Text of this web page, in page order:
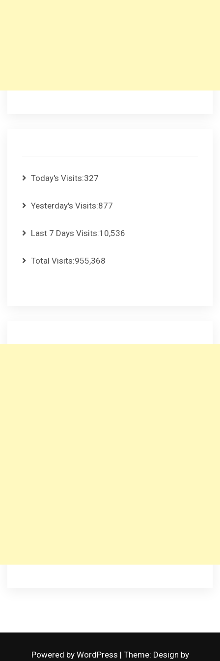
Today's Visits:327
Yesterday's Visits:877
Last 7 Days Visits:10,536
Total Visits:955,368
Powered by WordPress | Theme: Design by